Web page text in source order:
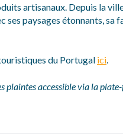
artisanaux. Depuis la
ses paysages étonnants,
du Portugal ici.
plaintes accessible via la